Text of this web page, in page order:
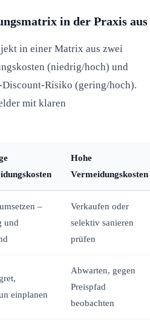
in der Praxis aus
in einer Matrix aus zwei
(niedrig/hoch) und
Discount-Risiko (gering/hoch).
mit klaren
Hohe
Vermeidungskosten
–
und
Verkaufen oder
selektiv sanieren
prüfen
einplanen
Abwarten, gegen
Preispfad
beobachten